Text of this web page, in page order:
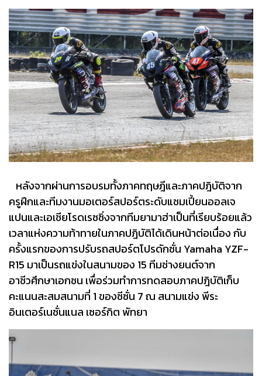
หลังจากผ่านการอบรมทั้งภาคทฤษฎีและภาคปฎิบัติจาก
ครูฝึกและทีมงานมอเตอร์สปอร์ตระดับแชมเปี้ยนออลเจ
แปนและเอเชียโรดเรซซิ่งจากทีมยามาฮ่าเป็นที่เรียบร้อยแล้ว
เวลาแห่งความท้าทายในภาคปฎิบัติได้เดินหน้าต่อเนื่อง กับ
ครั้งแรกของการปรับรถสปอร์ตโปรดักชั่น Yamaha YZF-
R15 มาเป็นรถแข่งในสนามของ 15 ทีมช่างยนต์จาก
อาชีวศึกษาเอกชน เพื่อร่วมทำการทดสอบภาคปฎิบัติเก็บ
คะแนนสะสมสนามที่ 1 ของซีซั่น 7 ณ สนามแข่ง พีระ
อินเตอร์เนชั่นแนล เซอร์กิต พัทยา